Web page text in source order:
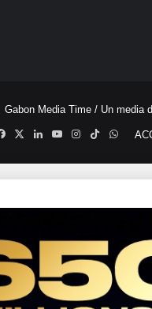
Gabon Media Time / Un media
Facebook
X LinkedinYouTubeInstagram
TikTok